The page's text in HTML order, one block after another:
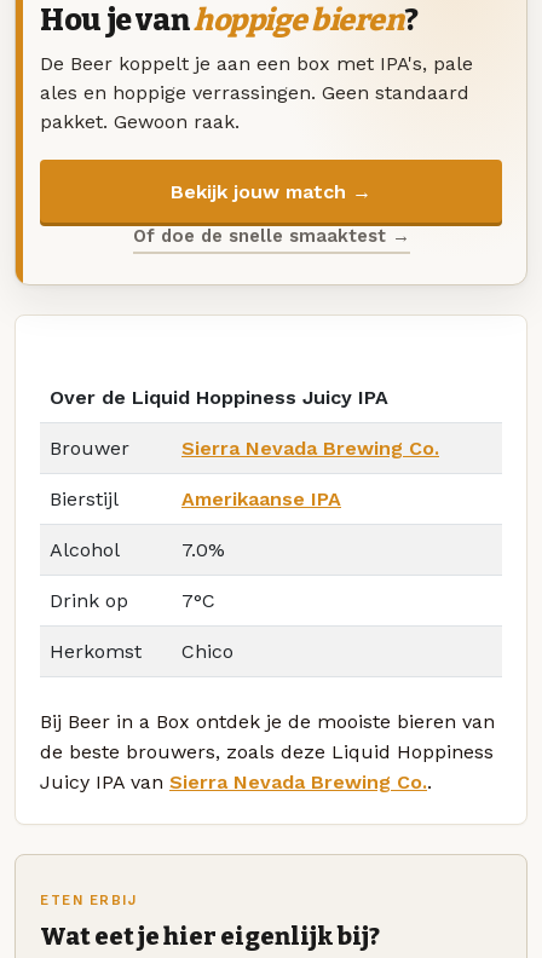
Hou je vanhoppige bieren?
De Beer koppelt je aan een box met IPA's, pale
ales en hoppige verrassingen. Geen standaard
pakket. Gewoon raak.
Bekijk jouw match →
Of doe de snelle smaaktest →
Over de Liquid Hoppiness Juicy IPA
Brouwer Sierra Nevada Brewing Co.
Bierstijl Amerikaanse IPA
Alcohol 7.0%
Drink op 7°C
Herkomst Chico
Bij Beer in a Box ontdek je de mooiste bieren van
de beste brouwers, zoals deze Liquid Hoppiness
Juicy IPA van Sierra Nevada Brewing Co..
ETEN ERBIJ
Wat eet je hier eigenlijk bij?